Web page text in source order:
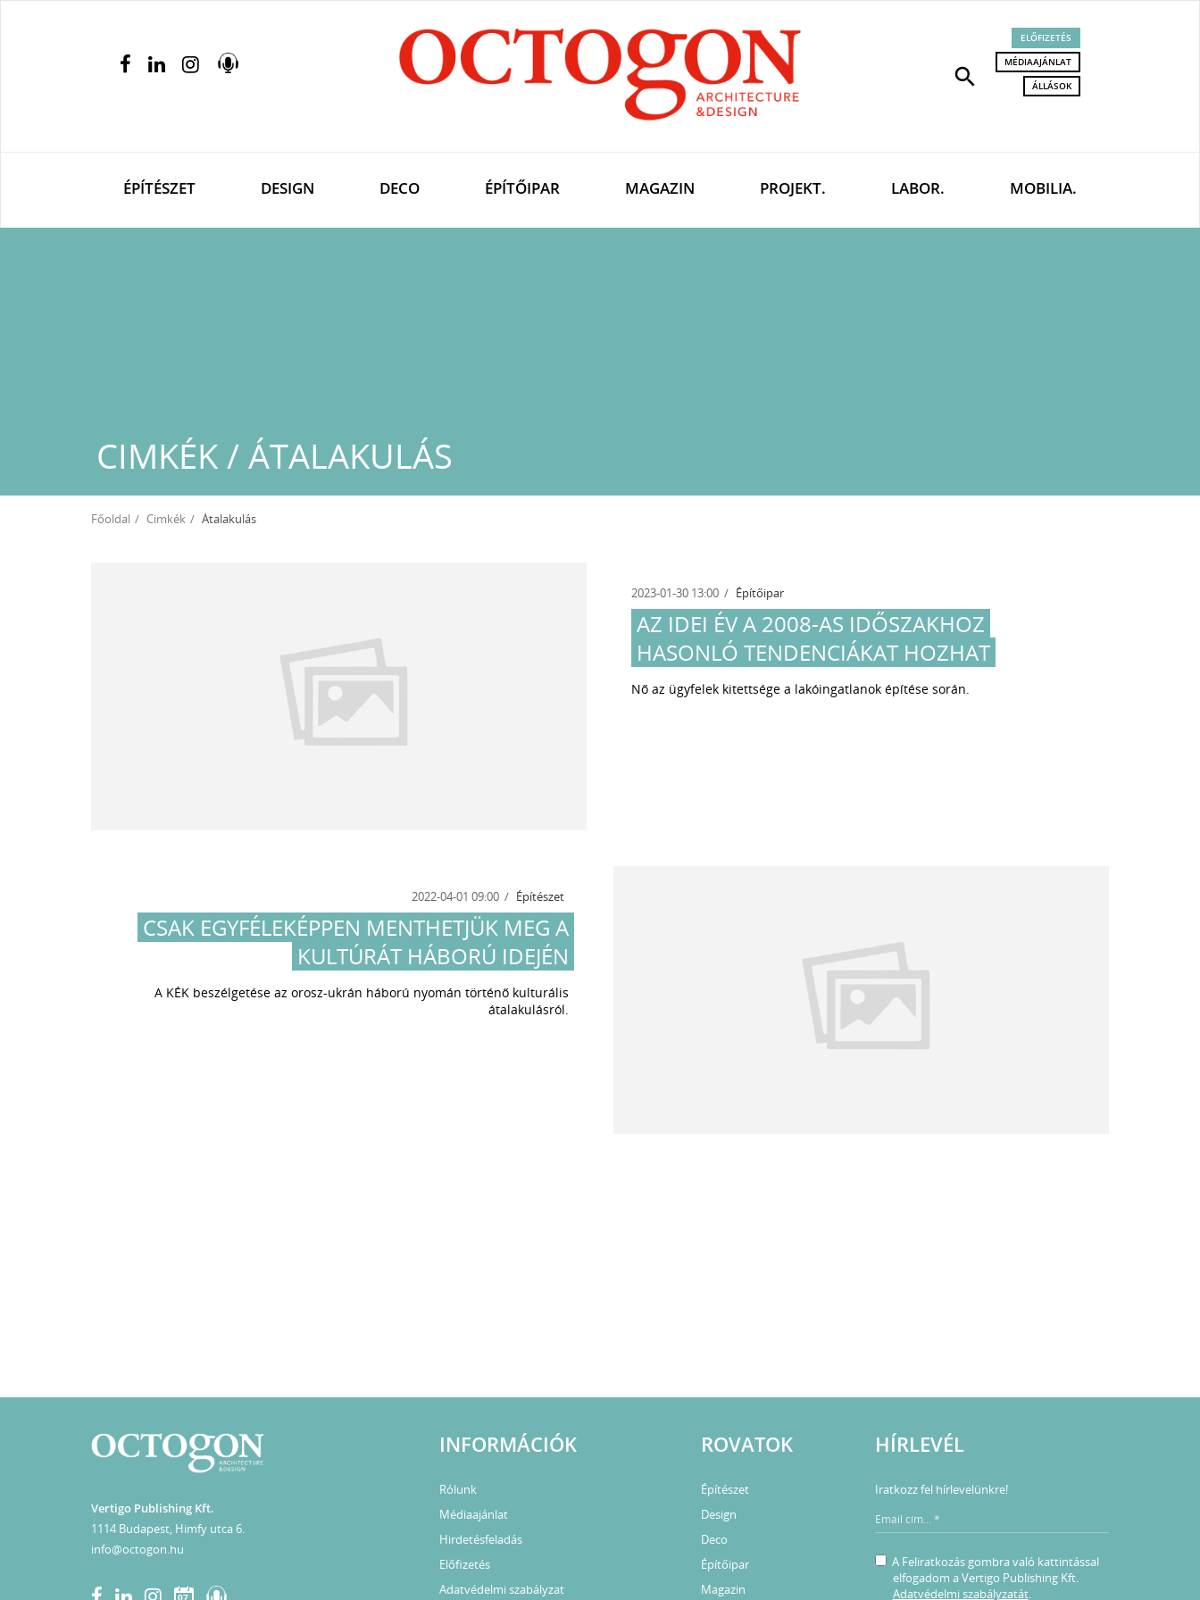
search
ELŐFIZETÉS
MÉDIAAJÁNLAT
ÁLLÁSOK
ÉPÍTÉSZET DESIGN DECO ÉPÍTŐIPAR MAGAZIN PROJEKT. LABOR. MOBILIA.
CIMKÉK / ÁTALAKULÁS
Főoldal Cimkék Átalakulás
2023-01-30 13:00 Építőipar
AZ IDEI ÉV A 2008-AS IDŐSZAKHOZ
HASONLÓ TENDENCIÁKAT HOZHAT
Nő az ügyfelek kitettsége a lakóingatlanok építése során.
2022-04-01 09:00 Építészet
CSAK EGYFÉLEKÉPPEN MENTHETJÜK MEG A
KULTÚRÁT HÁBORÚ IDEJÉN
A KÉK beszélgetése az orosz-ukrán háború nyomán történő kulturális
átalakulásról.
Vertigo Publishing Kft.
1114 Budapest, Himfy utca 6.
info@octogon.hu
07
INFORMÁCIÓK
Rólunk
Médiaajánlat
Hirdetésfeladás
Előfizetés
Adatvédelmi szabályzat
ROVATOK
Építészet
Design
Deco
Építőipar
Magazin
HÍRLEVÉL
Iratkozz fel hírlevelünkre!
A Feliratkozás gombra való kattintással
elfogadom a Vertigo Publishing Kft.
Adatvédelmi szabályzatát.